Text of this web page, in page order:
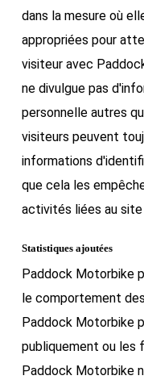
dans la mesure où
appropriées pour
visiteur avec
ne divulgue pas
personnelle autres
visiteurs peuvent
informations
que cela les
activités liées au site
Statistiques ajoutées
Paddock Motorbike
le comportement
Paddock Motorbike
publiquement ou les
Paddock Motorbike